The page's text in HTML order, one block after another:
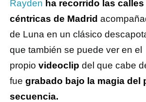
Rayden ha recorrido las calles
céntricas de Madrid
de Luna en un clásico
que también se puede ver en el
propio videoclip del que cabe
fue grabado bajo la magia del
secuencia.